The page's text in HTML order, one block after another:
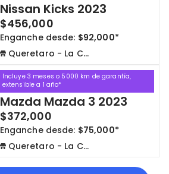
Nissan Kicks 2023
$456,000
Enganche desde: $92,000*
Queretaro - La Capilla
Incluye 3 meses o 5000 km de garantía,
extensible a 1 año*
Mazda Mazda 3 2023
$372,000
Enganche desde: $75,000*
Queretaro - La Capilla